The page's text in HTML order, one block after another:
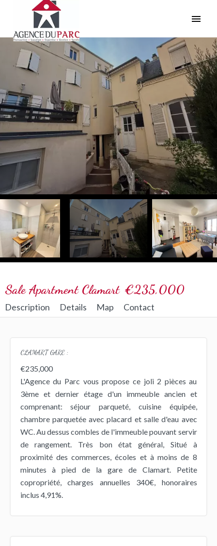
Sale Apartment Clamart €235,000
Description Details Map Contact
CLAMART GARE :
€235,000
L'Agence du Parc vous propose ce joli 2 pièces au
3ème et dernier étage d'un immeuble ancien et
comprenant: séjour parqueté, cuisine équipée,
chambre parquetée avec placard et salle d'eau avec
WC. Au dessus combles de l'immeuble pouvant servir
de rangement. Très bon état général, Situé à
proximité des commerces, écoles et à moins de 8
minutes à pied de la gare de Clamart. Petite
copropriété, charges annuelles 340€, honoraires
inclus 4,91%.